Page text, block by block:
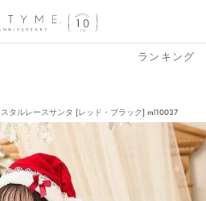
ランキング
タルレースサンタ [レッド・ブラック] ml10037